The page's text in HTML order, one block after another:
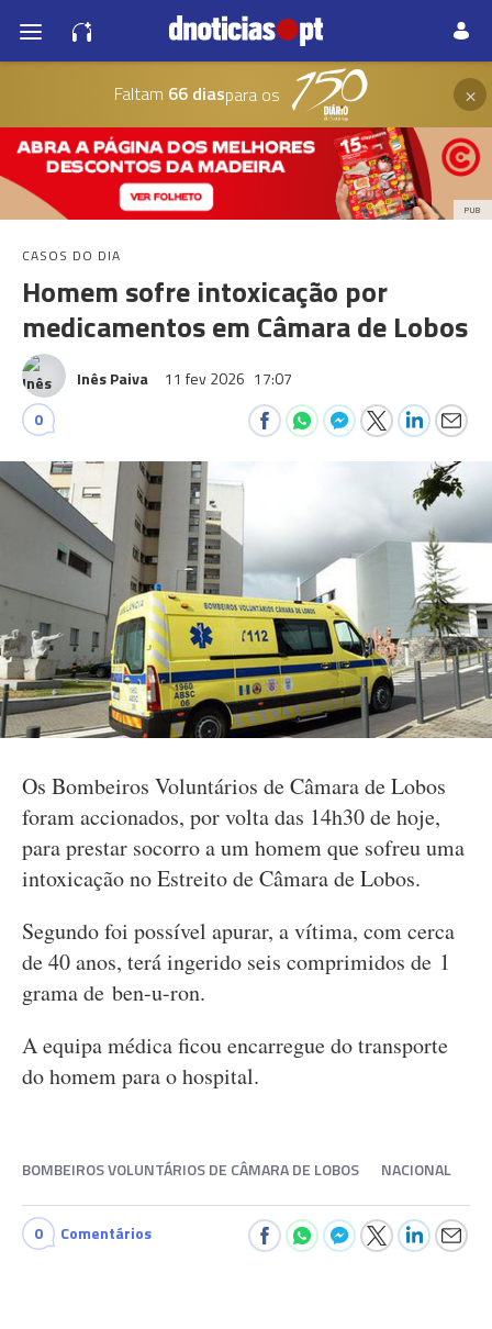
Faltam 66 diaspara os ×
PUB
CASOS DO DIA
Homem sofre intoxicação por
medicamentos em Câmara de Lobos
Inês Paiva 11 fev 2026 17:07
0
Os Bombeiros Voluntários de Câmara de Lobos
foram accionados, por volta das 14h30 de hoje,
para prestar socorro a um homem que sofreu uma
intoxicação no Estreito de Câmara de Lobos.
Segundo foi possível apurar, a vítima, com cerca
de 40 anos, terá ingerido seis comprimidos de 1
grama de ben-u-ron.
A equipa médica ficou encarregue do transporte
do homem para o hospital.
BOMBEIROS VOLUNTÁRIOS DE CÂMARA DE LOBOS NACIONAL
0 Comentários